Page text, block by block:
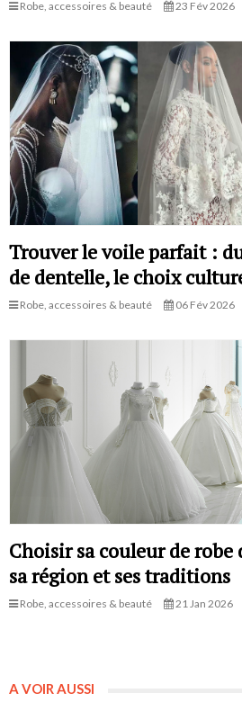
Robe, accessoires & beauté 23 Fév 2026
Trouver le voile parfait :
de dentelle, le choix
Robe, accessoires & beauté 06 Fév 2026
Choisir sa couleur de robe
sa région et ses traditions
Robe, accessoires & beauté 21 Jan 2026
A VOIR AUSSI